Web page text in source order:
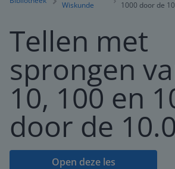
Wiskunde
1000 door de
Tellen met
sprongen
10, 100 en
door de
Open deze les